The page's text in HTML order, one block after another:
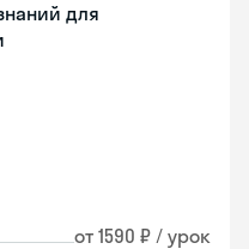
для
от 1590 ₽ / урок